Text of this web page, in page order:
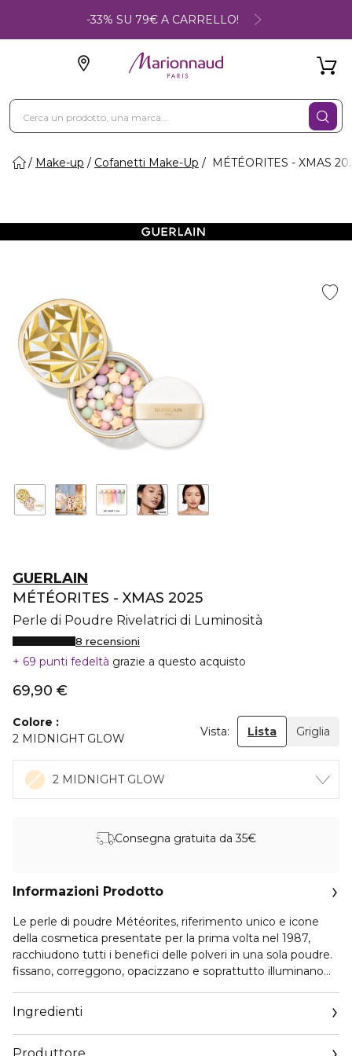
-33% SU 79€ A CARRELLO!
Make-up Cofanetti Make-Up MÉTÉORITES - XMAS
GUERLAIN
MÉTÉORITES - XMAS 2025
Perle di Poudre Rivelatrici di Luminosità
8 recensioni
69 punti fedeltà grazie a questo acquisto
69,90 €
Colore
2 MIDNIGHT GLOW
Vista: Lista Griglia
2 MIDNIGHT GLOW
Consegna gratuita da 35€
Informazioni Prodotto
Le perle di poudre Météorites, riferimento unico e icone
della cosmetica presentate per la prima volta nel 1987,
racchiudono tutti i benefici delle polveri in una sola poudre.
fissano, correggono, opacizzano e soprattutto illuminano
opache e madreperlate. La formula ultra leggera, composta
al 95% da ingredienti di origine naturale¹, garantisce un
incarnato luminoso per 12 ore².
Ingredienti